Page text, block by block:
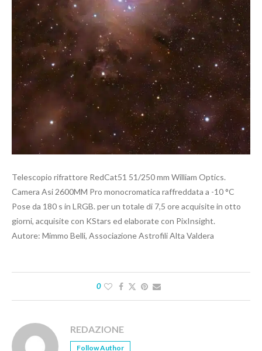
Telescopio rifrattore RedCat51 51/250 mm William Optics.
Camera Asi 2600MM Pro monocromatica raffreddata a -10 °C
Pose da 180 s in LRGB. per un totale di 7,5 ore acquisite in otto
giorni, acquisite con KStars ed elaborate con PixInsight.
Autore: Mimmo Belli, Associazione Astrofili Alta Valdera
0
REDAZIONE
Follow Author